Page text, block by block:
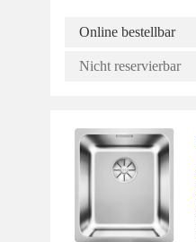
Online bestellbar
Nicht reservierbar